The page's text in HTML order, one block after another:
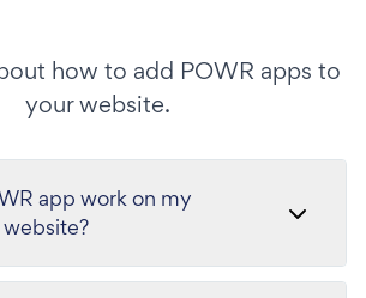
how to add POWR apps to
your website.
app work on my